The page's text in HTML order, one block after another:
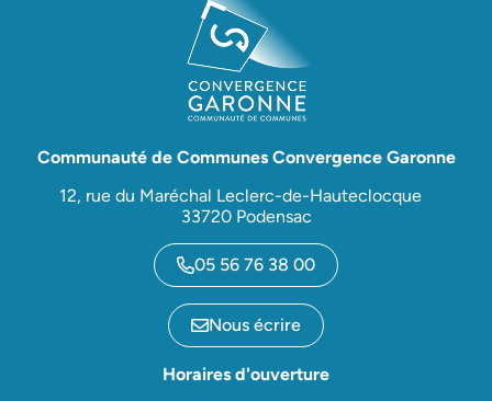
Communauté de Communes Convergence Garonne
12, rue du Maréchal Leclerc-de-Hauteclocque
33720 Podensac
05 56 76 38 00
Nous écrire
Horaires d'ouverture